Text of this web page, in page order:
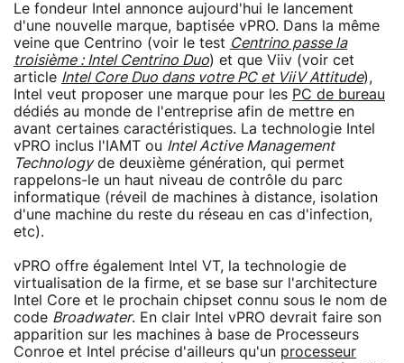
Le fondeur Intel annonce aujourd'hui le lancement
d'une nouvelle marque, baptisée vPRO. Dans la même
veine que Centrino (voir le test Centrino passe la
troisième : Intel Centrino Duo) et que Viiv (voir cet
article Intel Core Duo dans votre PC et ViiV Attitude),
Intel veut proposer une marque pour les PC de bureau
dédiés au monde de l'entreprise afin de mettre en
avant certaines caractéristiques. La technologie Intel
vPRO inclus l'IAMT ou Intel Active Management
Technologyde deuxième génération, qui permet
rappelons-le un haut niveau de contrôle du parc
informatique (réveil de machines à distance, isolation
d'une machine du reste du réseau en cas d'infection,
etc).
vPRO offre également Intel VT, la technologie de
virtualisation de la firme, et se base sur l'architecture
Intel Core et le prochain chipset connu sous le nom de
code Broadwater. En clair Intel vPRO devrait faire son
apparition sur les machines à base de Processeurs
Conroe et Intel précise d'ailleurs qu'un processeur